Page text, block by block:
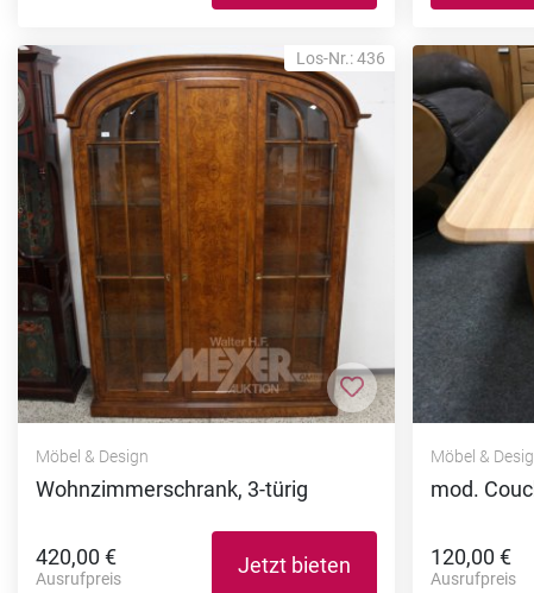
Los-Nr.: 436
Zur Merkliste
Möbel & Design
Wohnzimmerschrank, 3-türig
420,00 €
Ausrufpreis
Jetzt bieten
Möbel &
mod.
120,00 €
Ausrufpreis